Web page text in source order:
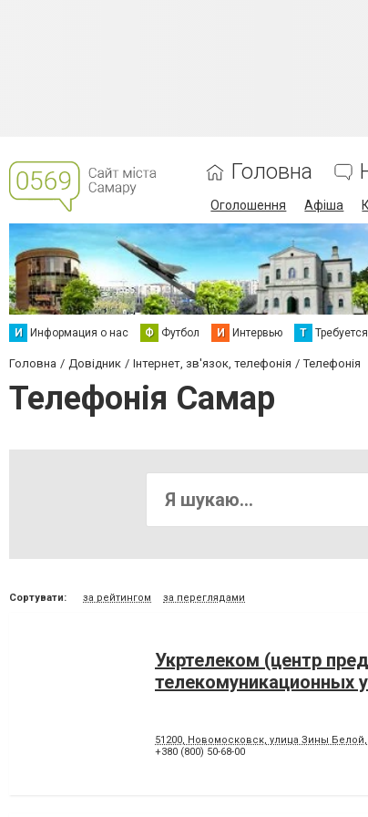
Головна
Оголошення Афіша
И Информация о нас Ф Футбол И Интервью Т
Головна Довідник Інтернет, зв'язок, телефонія Телефонія
Телефонія Самар
Сортувати: за рейтингом за переглядами
Укртелеком (центр
телекомуникационных
51200, Новомосковск, улица Зины Белой,
+380 (800) 50-68-00